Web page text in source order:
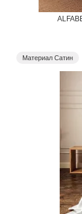
Материал Сатин